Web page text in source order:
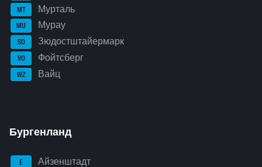
MT Мурталь
MU Мурау
SO Зюдостштайермарк
VO Фойтсберг
WZ Вайц
Бургенланд
E Айзенштадт